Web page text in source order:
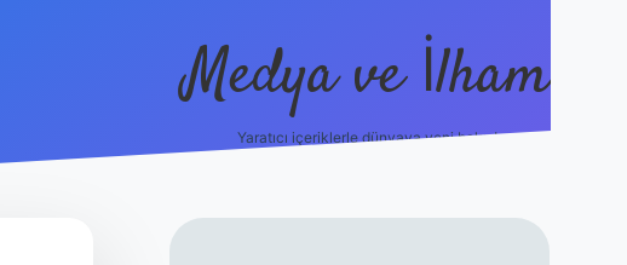
Medya ve İlham
Yaratıcı içeriklerle dünyaya yeni bakış!
https://ilbet.online/vdcasino yeni giriş https://